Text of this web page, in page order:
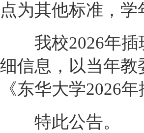
点为其他标准，
我校2026年插
细信息，以当年教
《东华大学2026
特此公告。